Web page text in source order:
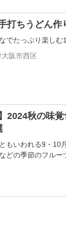
打ちうどん作
でたっぷり楽し
大阪市西区
】2024秋の味
もいわれる9・10
どの季節のフル